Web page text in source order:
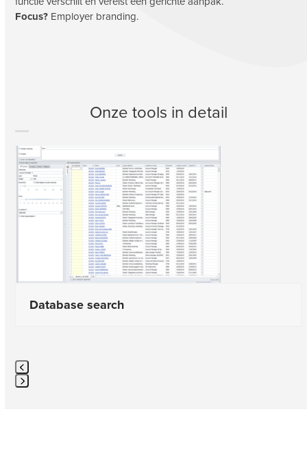
Focus? Employer branding.
Onze tools in detail
Use
the
left
and
right
carousel
Database search